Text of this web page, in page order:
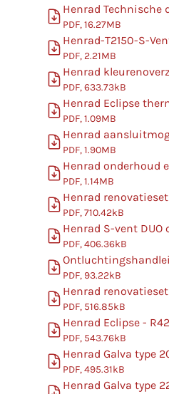
Henrad
PDF, 16.27MB
Henrad-T2150-S-
PDF, 2.21MB
Henrad
PDF, 633.73kB
Henrad Eclipse
PDF, 1.09MB
Henrad
PDF, 1.90MB
Henrad onderhoud
PDF, 1.14MB
Henrad
PDF, 710.42kB
Henrad S-vent
PDF, 406.36kB
PDF, 93.22kB
Henrad
PDF, 516.85kB
Henrad Eclipse -
PDF, 543.76kB
Henrad Galva type
PDF, 495.31kB
Henrad Galva type